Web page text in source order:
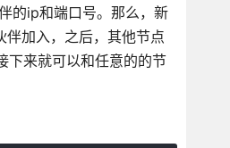
的ip和端口号。那么，新
加入，之后，其他节点
下来就可以和任意的的节